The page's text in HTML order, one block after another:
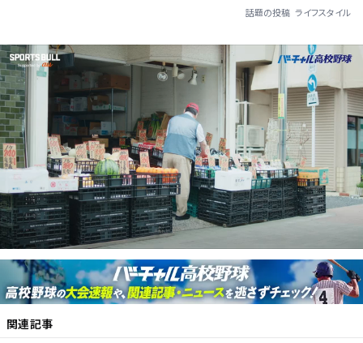
話題の投稿 ライフスタイル
関連記事